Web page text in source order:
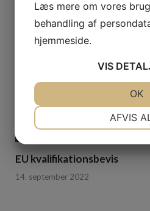
EU kvalifikationsbevis
14. september 2022
Læs mere om vores
behandling af
hjemmeside.
VIS
MARKETING
AFVIS
OK